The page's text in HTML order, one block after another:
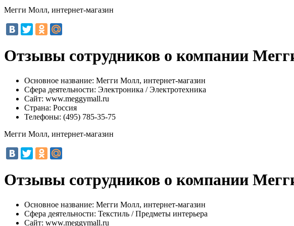
Мегги Молл, интернет-магазин
Отзывы сотрудников о компании
Основное название: Мегги Молл, интернет-магазин
Сфера деятельности: Электроника / Электротехника
Сайт: www.meggymall.ru
Страна: Россия
Телефоны: (495) 785-35-75
Мегги Молл, интернет-магазин
Отзывы сотрудников о компании
Основное название: Мегги Молл, интернет-магазин
Сфера деятельности: Текстиль / Предметы интерьера
Сайт: www.meggymall.ru